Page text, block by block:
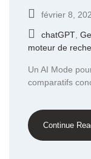
février 8,
chatGPT,
moteur de
Un AI Mode
comparatifs
Continue